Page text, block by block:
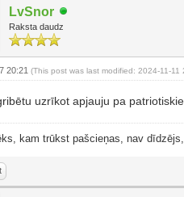
LvSnor
Raksta daudz
20:21(This post was last modified: 2024-11-
uzrīkot apjauju pa
kam trūkst pašcieņas, nav